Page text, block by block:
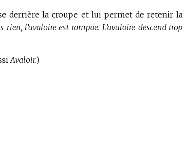
derrière la croupe et lui permet de retenir la
rien, l’avaloire est rompue. L’avaloire descend trop
Avaloir.)